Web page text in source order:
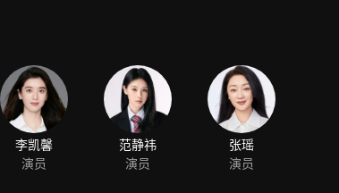
李凯馨
演员
范静祎
演员
张瑶
演员